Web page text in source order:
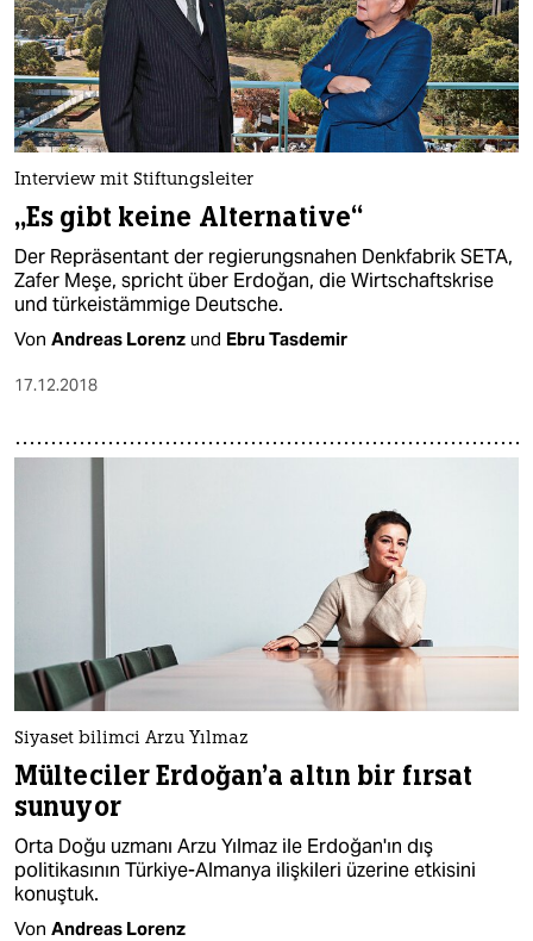
Interview mit Stiftungsleiter
„Es gibt keine Alternative“
Der Repräsentant der regierungsnahen Denkfabrik SETA,
Zafer Meşe, spricht über Erdoğan, die Wirtschaftskrise
und türkeistämmige Deutsche.
Von Andreas Lorenz und Ebru Tasdemir
17.12.2018
Siyaset bilimci Arzu Yılmaz
Mülteciler Erdoğan'a altın bir fırsat
sunuyor
Orta Doğu uzmanı Arzu Yılmaz ile Erdoğan'ın dış
politikasının Türkiye-Almanya ilişkileri üzerine etkisini
konuştuk.
Von Andreas Lorenz